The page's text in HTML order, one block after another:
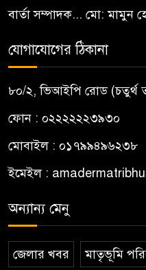
বার্তা সম্পাদক... মো: মামুন
যোগাযোগের ঠিকানা
৮০/২, ভিআইপি রোড (চতুর্থ
ফোন : ০২২২২২২৩৯৩০
মোবাইল : ০১৭৯৯৪৯৬২৩৮
ইমেইল :
অন্যান্য মেনু
জেলার খবর মাতৃভূমি